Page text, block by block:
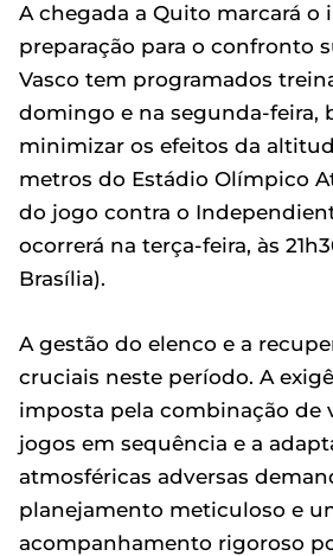
A chegada a Quito marcará o
preparação para o confronto
Vasco tem programados
domingo e na segunda-feira,
minimizar os efeitos da
metros do Estádio Olímpico
do jogo contra o
ocorrerá na terça-feira, às
Brasília).
A gestão do elenco e a
cruciais neste período. A
imposta pela combinação de
jogos em sequência e a
atmosféricas adversas
planejamento meticuloso e
acompanhamento rigoroso